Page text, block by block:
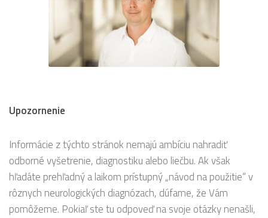
Upozornenie
Informácie z týchto stránok nemajú ambíciu nahradiť
odborné vyšetrenie, diagnostiku alebo liečbu. Ak však
hľadáte prehľadný a laikom prístupný „návod na použitie“ v
rôznych neurologických diagnózach, dúfame, že Vám
pomôžeme. Pokiaľ ste tu odpoveď na svoje otázky nenašli,